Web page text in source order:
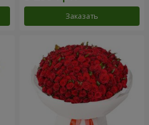
Заказать